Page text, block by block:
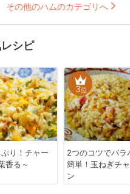
その他のハムのカテゴリへ
シピ
り！チャー
香る～
3位
2つのコツでパラ
簡単！玉ねぎチ
ン